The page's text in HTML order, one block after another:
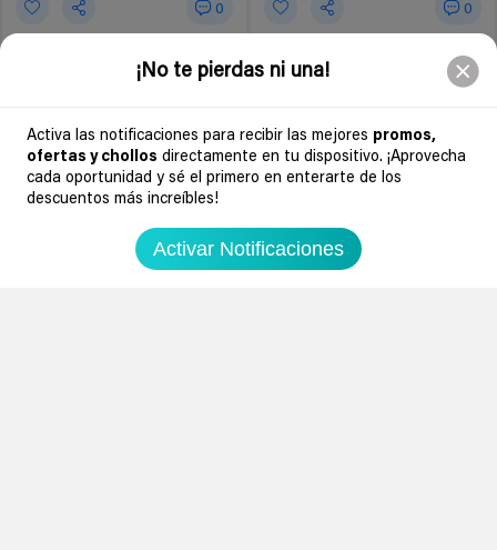
¡No te pierdas ni una!
Activa las notificaciones para recibir las mejores promos,
ofertas y chollos directamente en tu dispositivo. ¡Aprovecha
cada oportunidad y sé el primero en enterarte de los
descuentos más increíbles!
Activar Notificaciones
0
Amazon España
139,99€ 79€
0
Kg) Foppapedretti
Amazon España
143,99€